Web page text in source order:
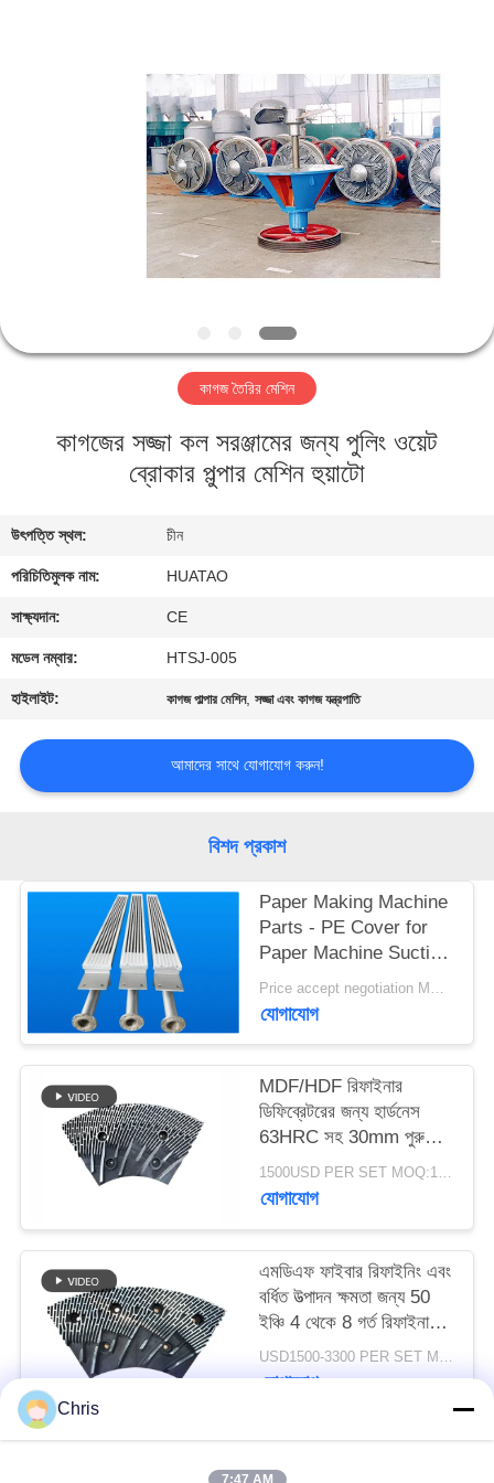
কারখানা
যোগাযোগ
করুন
খবর
উদ্ধৃতির
জন্য
PRIVACY
POLICY
কাগজ তৈরির মেশিন
কাগজের সজ্জা কল সরঞ্জামের জন্য পুলিং ওয়েট
ব্রোকার পুল্পার মেশিন হুয়াটো
উৎপত্তি স্থল: চীন
পরিচিতিমুলক নাম: HUATAO
সাক্ষ্যদান: CE
মডেল নম্বার: HTSJ-005
হাইলাইট: কাগজ পাল্পার মেশিন,সজ্জা এবং কাগজ যন্ত্রপাতি
আমাদের সাথে যোগাযোগ করুন!
বিশদ প্রকাশ
Paper Making Machine
Parts - PE Cover for
Paper Machine Suction
Box
Price accept negotiation MOQ:1 বিন্যাস করুন
যোগাযোগ
MDF/HDF রিফাইনার
ডিফিব্রেটরের জন্য হার্ডনেস
63HRC সহ 30mm পুরু
রিফাইনার সেগমেন্ট
1500USD PER SET MOQ:1 সেট
যোগাযোগ
এমডিএফ ফাইবার রিফাইনিং এবং
বর্ধিত উত্পাদন ক্ষমতা জন্য 50
ইঞ্চি 4 থেকে 8 গর্ত রিফাইনার
স্ট্যাটর এবং রটার
USD1500-3300 PER SET MOQ:১টি সেট
যোগাযোগ
Chris
7:47 AM